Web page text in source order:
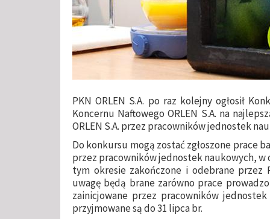
PKN ORLEN S.A. po raz kolejny ogłosił
Koncernu Naftowego ORLEN S.A. na
ORLEN S.A. przez pracowników jednostek
Do konkursu mogą zostać zgłoszone prace
przez pracowników jednostek naukowych, w
tym okresie zakończone i odebrane przez
uwagę będą brane zarówno prace
zainicjowane przez pracowników
przyjmowane są do 31 lipca br.